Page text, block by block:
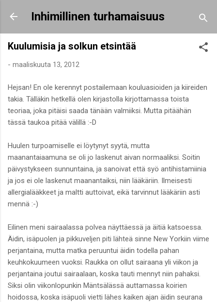
Siirry pääsisältöön
Inhimillinen turhamaisuus
Kuulumisia ja solkun etsintää
- maaliskuuta 13, 2012
Hejsan! En ole kerennyt postailemaan kouluasioiden ja kiireiden
takia. Tälläkin hetkellä olen kirjastolla kirjottamassa toista
teoriaa, joka pitäisi saada tänään valmiiksi. Mutta pitäähän
tässä taukoa pitää välillä :-D
Huulen turpoamiselle ei löytynyt syytä, mutta
maanantaiaamuna se oli jo laskenut aivan normaaliksi. Soitin
päivystykseen sunnuntaina, ja sanoivat että syö antihistamiinia
ja jos ei ole laskenut maanantaiksi, niin lääkäriin. Ilmeisesti
allergialääkkeet ja maltti auttoivat, eikä tarvinnut lääkäriin asti
mennä :-)
Eilinen meni sairaalassa polvea näyttäessä ja äitiä katsoessa.
Äidin, isäpuolen ja pikkuveljen piti lähteä sinne New Yorkiin viime
perjantaina, mutta matka peruuntui äidin todella pahan
keuhkokuumeen vuoksi. Raukka on ollut sairaana yli viikon ja
perjantaina joutui sairaalaan, koska tauti mennyt niin pahaksi.
Siksi olin viikonlopunkin Mäntsälässä auttamassa koirien
hoidossa, koska isäpuoli vietti lähes kaiken ajan äidin seurana